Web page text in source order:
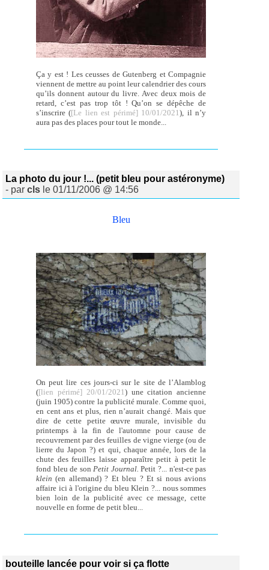
Ça y est ! Les ceusses de Gutenberg et Compagnie
viennent de mettre au point leur calendrier des cours
qu’ils donnent autour du livre. Avec deux mois de
retard, c’est pas trop tôt ! Qu’on se dépêche de
s’inscrire ([Le lien est périmé] 10/01/2021), il n’y
aura pas des places pour tout le monde...
La photo du jour !... (petit bleu pour astéronyme)
- parcls le 01/11/2006 @ 14:56
Bleu
On peut lire ces jours-ci sur le site de l’Alamblog
([lien périmé] 20/01/2021) une citation ancienne
(juin 1905) contre la publicité murale. Comme quoi,
en cent ans et plus, rien n’aurait changé. Mais que
dire de cette petite œuvre murale, invisible du
printemps à la fin de l'automne pour cause de
recouvrement par des feuilles de vigne vierge (ou de
lierre du Japon ?) et qui, chaque année, lors de la
chute des feuilles laisse apparaître petit à petit le
fond bleu de sonPetit Journal. Petit ?... n'est-ce pas
klein (en allemand) ? Et bleu ? Et si nous avions
affaire ici à l'origine du bleu Klein ?... nous sommes
bien loin de la publicité avec ce message, cette
nouvelle en forme de petit bleu...
bouteille lancée pour voir si ça flotte